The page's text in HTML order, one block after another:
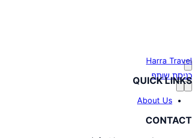
כניסת שותף
Harra Travel
QUICK LINKS
About Us
CONTACT